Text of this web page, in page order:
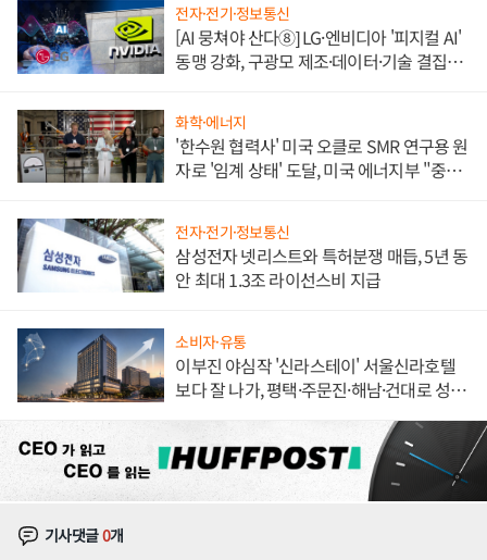
전자·전기·정보통신
[AI 뭉쳐야 산다⑧] LG·엔비디아 '피지컬 AI'
동맹 강화, 구광모 제조·데이터·기술 결집
화학·에너지
'한수원 협력사' 미국 오클로 SMR 연구용 원
자로 '임계 상태' 도달, 미국 에너지부 "중요
전자·전기·정보통신
삼성전자 넷리스트와 특허분쟁 매듭, 5년 동
안 최대 1.3조 라이선스비 지급
소비자·유통
이부진 야심작 '신라스테이' 서울신라호텔
보다 잘 나가, 평택·주문진·해남·건대로 성
기사댓글0개